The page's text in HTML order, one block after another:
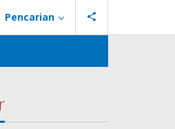
Pencarian